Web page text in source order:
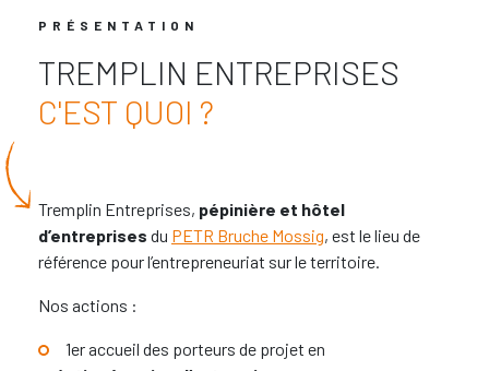
PRÉSENTATION
TREMPLIN ENTREPRISES
C'EST QUOI ?
Tremplin Entreprises, pépinière et hôtel
d’entreprises du PETR Bruche Mossig, est le lieu de
référence pour l’entrepreneuriat sur le territoire.
Nos actions :
1er accueil des porteurs de projet en